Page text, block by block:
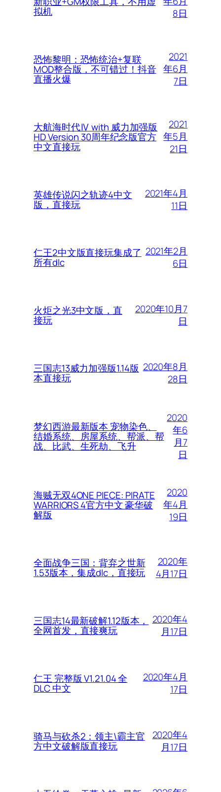
拟机
8日
恐怖黎明：恐怖统治+复联
MOD整合版，不可错过！抖音
直播火爆
2021
年6月
7日
大航海时代Ⅳ with 威力加强版
HD Version 30周年纪念版官方
中文直接玩
2021
年5月
21日
英雄传说闪之轨迹4中文
版，直接玩
2021年4月
11日
仁王2中文版直接玩集成了
所有dlc
2021年2月
6日
火炬之光3中文版，直
接玩
2020年10月7
日
三国志13威力加强版1.14版
本直接玩
2020年8月
28日
梦幻西游最新版本 宠物染色、
结婚系统、房屋系统、帮派、帮
战、比武、生死劫、飞升
2020
年6
月7
日
海贼无双4ONE PIECE: PIRATE
WARRIORS 4官方中文 豪华破
解版
2020
年4月
19日
全面战争三国：背弃之世新
1.53版本，集成dlc，直接玩
2020年
4月17日
三国志14最新破解1.12版本，
全网首发，直接爽玩
2020年4
月17日
仁王 完整版 V1.21.04 全
DLC 中文
2020年4月
17日
骑马与砍杀2：领主\霸主官
方中文破解版直接玩
2020年4
月17日